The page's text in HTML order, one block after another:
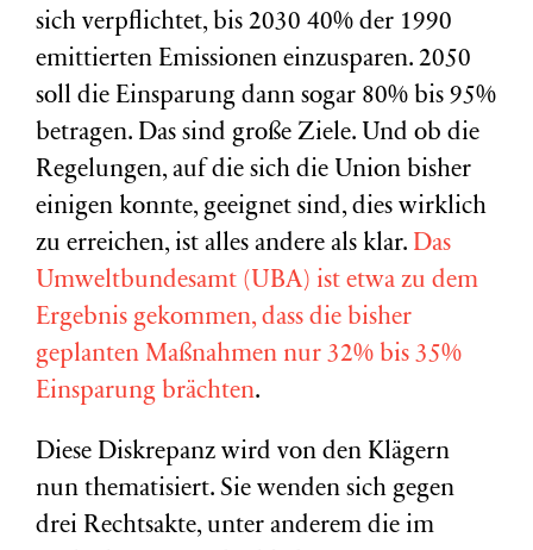
sich verpflichtet, bis 2030 40% der 1990
emittierten Emissionen einzusparen. 2050
soll die Einsparung dann sogar 80% bis 95%
betragen. Das sind große Ziele. Und ob die
Regelungen, auf die sich die Union bisher
einigen konnte, geeignet sind, dies wirklich
zu erreichen, ist alles andere als klar. Das
Umweltbundesamt (UBA) ist etwa zu dem
Ergebnis gekommen, dass die bisher
geplanten Maßnahmen nur 32% bis 35%
Einsparung brächten.
Diese Diskrepanz wird von den Klägern
nun thematisiert. Sie wenden sich gegen
drei Rechtsakte, unter anderem die im